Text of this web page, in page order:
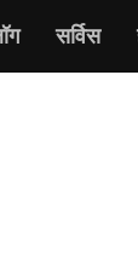
सर्विस